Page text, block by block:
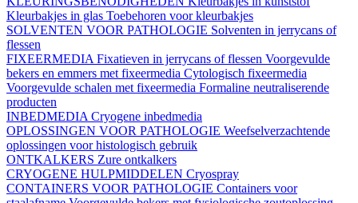
Kleurbakjes in glas Toebehoren voor kleurbakjes
SOLVENTEN VOOR PATHOLOGIE Solventen in jerrycans of
flessen
FIXEERMEDIA Fixatieven in jerrycans of flessen Voorgevulde
bekers en emmers met fixeermedia Cytologisch fixeermedia
Voorgevulde schalen met fixeermedia Formaline neutraliserende
producten
INBEDMEDIA Cryogene inbedmedia
OPLOSSINGEN VOOR PATHOLOGIE Weefselverzachtende
oplossingen voor histologisch gebruik
ONTKALKERS Zure ontkalkers
CRYOGENE HULPMIDDELEN Cryospray
CONTAINERS VOOR PATHOLOGIE Containers voor